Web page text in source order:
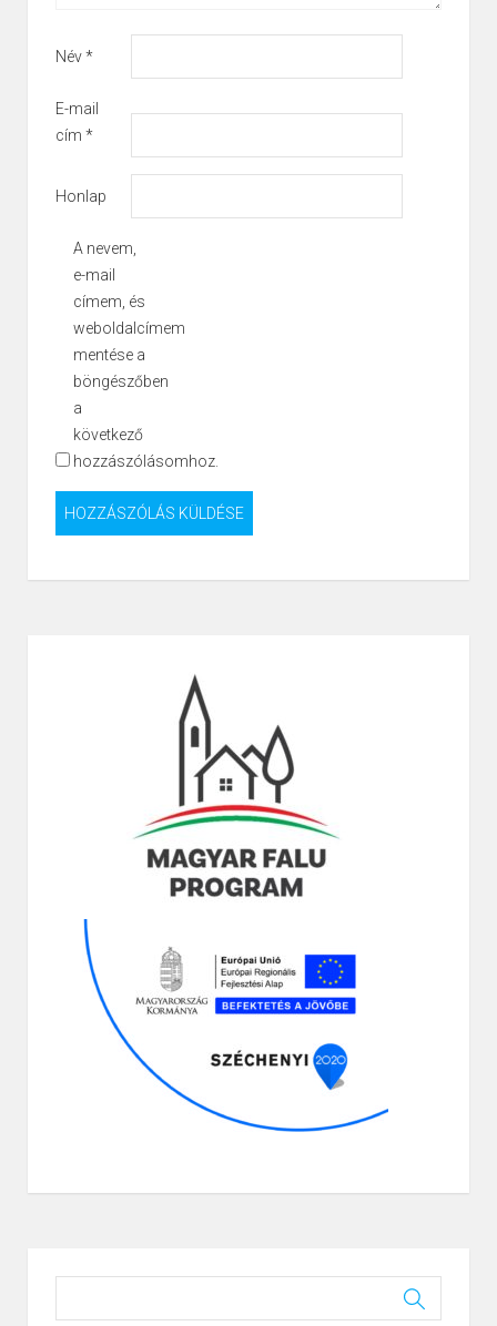
Név*
E-mail
cím *
Honlap
A nevem,
e-mail
címem, és
weboldalcímem
mentése a
böngészőben
a
következő
hozzászólásomhoz.